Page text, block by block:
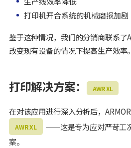
打印机开合系统的机械磨损加剧
鉴于这种情况，我们的分销商联系了
改变现有设备的情况下提高生产效率。
打印解决方案： AWR XL
在对该应用进行深入分析后，
AWR XL
——这是专为应对严苛工
案。